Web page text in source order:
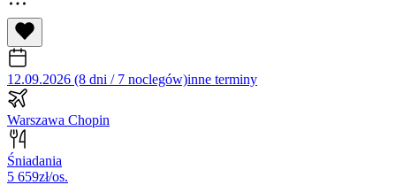
12.09.2026 (8 dni / 7 noclegów)inne terminy
Warszawa Chopin
Śniadania
5 659zł/os.